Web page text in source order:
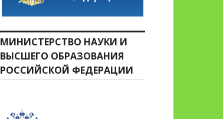
МИНИСТЕРСТВО НАУКИ И
ВЫСШЕГО ОБРАЗОВАНИЯ
РОССИЙСКОЙ ФЕДЕРАЦИИ